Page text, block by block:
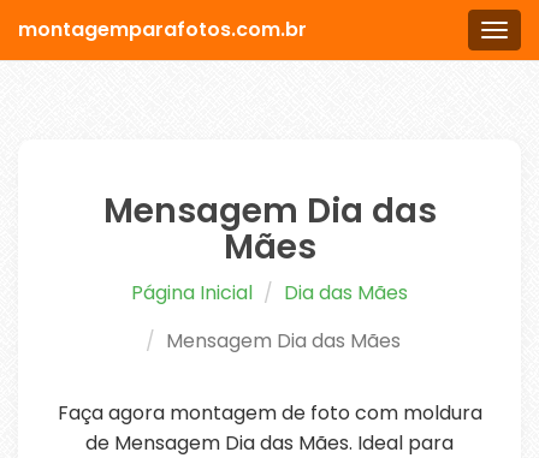
Menu
montagemparafotos.com.br
Mensagem Dia das
Mães
Página Inicial
Dia das Mães
Mensagem Dia das Mães
Faça agora montagem de foto com moldura
de Mensagem Dia das Mães. Ideal para